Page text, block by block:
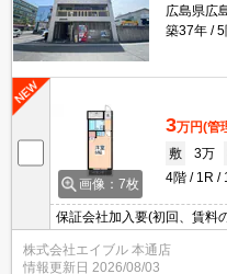
広島県広
築37年
5
画像：7枚
3万円(管
敷
3万
4階
1R
保証会社加入要(初回、賃料
ーネット無料。ペット応相
株式会社エイブル 本通店
情報更新日 2026/08/03